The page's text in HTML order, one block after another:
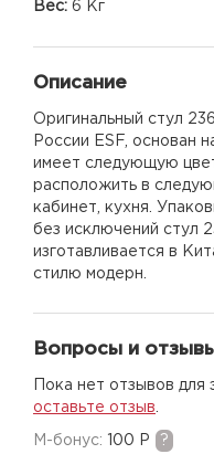
Вес: 6 Кг
Описание
Оригинальный стул
России ESF, основан
имеет следующую
расположить в
кабинет, кухня.
без исключений стул
изготавливается в
стилю модерн.
Вопросы и
Пока нет отзывов для
оставьте отзыв
M-бонус: 100 Р ?